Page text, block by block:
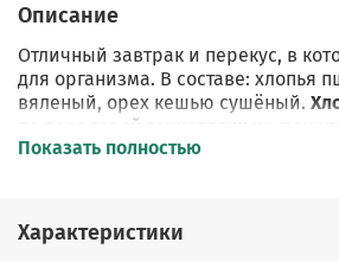
Описание
Отличный завтрак и перекус, в
для организма. В составе: хлопья
вяленый, орех кешью сушёный.
по передовой технологии из
отечественного зерна и выращены
сахарозаменителей, на нашем
Показать полностью
Характеристики